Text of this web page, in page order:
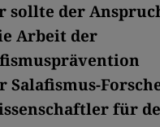
sollte der
Arbeit der
Salafismus-
für